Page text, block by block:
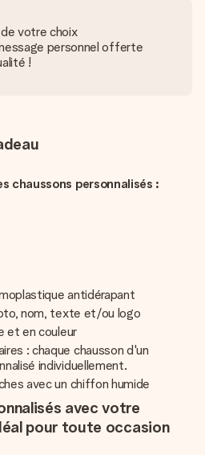
votre choix
personnel offerte
!
chaussons personnalisés :
antidérapant
nom, texte et/ou logo
et en couleur
: chaque chausson d'un
individuellement.
avec un chiffon humide
avec votre
pour toute occasion